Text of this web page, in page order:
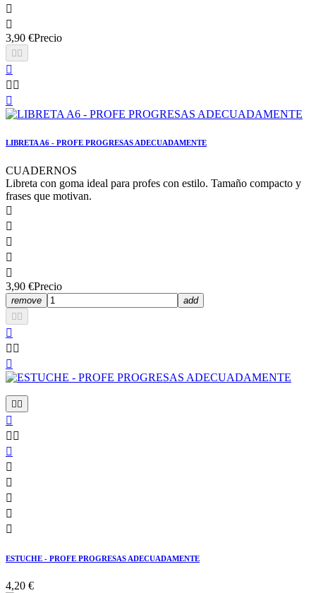


3,90 €Precio


 

LIBRETA A6 - PROFE PROGRESAS ADECUADAMENTE
CUADERNOS
Libreta con goma ideal para profes con estilo. Tamaño compacto y
frases que motivan.





3,90 €Precio
remove
add


 



 






ESTUCHE - PROFE PROGRESAS ADECUADAMENTE
4,20 €